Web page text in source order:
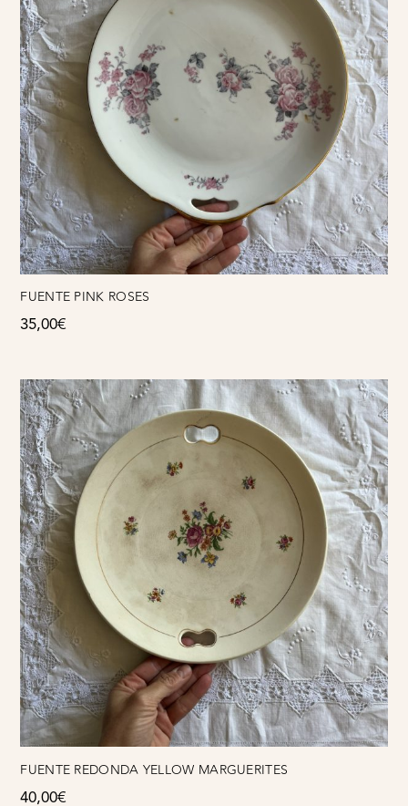
FUENTE PINK ROSES
35,00€
FUENTE REDONDA YELLOW MARGUERITES
40,00€